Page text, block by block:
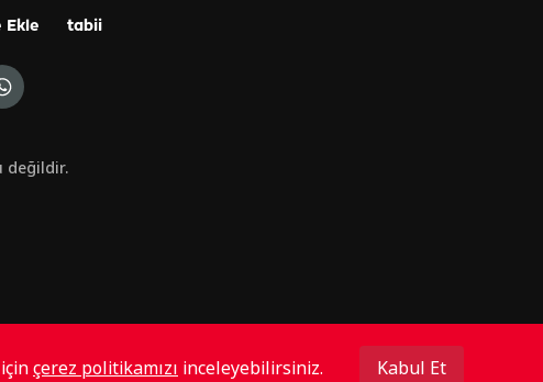
Ekle tabii
değildir.
çerez politikamızı inceleyebilirsiniz. Kabul Et